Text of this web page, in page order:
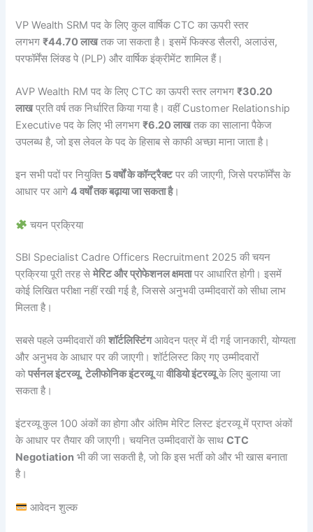
VP Wealth SRM पद के लिए कुल वार्षिक CTC का ऊपरी स्तर
लगभग₹44.70 लाखतक जा सकता है। इसमें फिक्स्ड सैलरी, अलाउंस,
परफॉर्मेंस लिंक्ड पे (PLP) और वार्षिक इंक्रीमेंट शामिल हैं।
AVP Wealth RM पद के लिए CTC का ऊपरी स्तर लगभग₹30.20
लाखप्रति वर्ष तक निर्धारित किया गया है। वहीं Customer Relationship
Executive पद के लिए भी लगभग₹6.20 लाखतक का सालाना पैकेज
उपलब्ध है, जो इस लेवल के पद के हिसाब से काफी अच्छा माना जाता है।
इन सभी पदों पर नियुक्ति 5 वर्षों के कॉन्ट्रैक्टपर की जाएगी, जिसे परफॉर्मेंस के
आधार पर आगे4 वर्षों तक बढ़ाया जा सकता है।
चयन प्रक्रिया
SBI Specialist Cadre Officers Recruitment 2025 की चयन
प्रक्रिया पूरी तरह सेमेरिट और प्रोफेशनल क्षमतापर आधारित होगी। इसमें
कोई लिखित परीक्षा नहीं रखी गई है, जिससे अनुभवी उम्मीदवारों को सीधा लाभ
मिलता है।
सबसे पहले उम्मीदवारों कीशॉर्टलिस्टिंगआवेदन पत्र में दी गई जानकारी, योग्यता
और अनुभव के आधार पर की जाएगी। शॉर्टलिस्ट किए गए उम्मीदवारों
कोपर्सनल इंटरव्यू,टेलीफोनिक इंटरव्यूयावीडियो इंटरव्यूके लिए बुलाया जा
सकता है।
इंटरव्यू कुल 100 अंकों का होगा और अंतिम मेरिट लिस्ट इंटरव्यू में प्राप्त अंकों
के आधार पर तैयार की जाएगी। चयनित उम्मीदवारों के साथCTC
Negotiation भी की जा सकती है, जो कि इस भर्ती को और भी खास बनाता
है।
आवेदन शुल्क